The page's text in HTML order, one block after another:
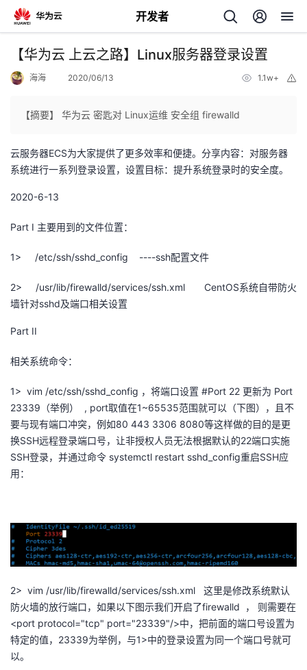
开发者
返
个
人
主
页
我
的
开
发
者
我
的
博
客
我
的
论
我
的
子
我
直
播
的
活
动
我
的
关
注
我
的
开
发
我
的
Programs
我
的
【华为云 上云之路】Linux服务器登录设置
海海 2020/06/13 1.1w+
【摘要】 华为云 密匙对 Linux运维 安全组 firewalld
云服务器ECS为大家提供了更多效率和便捷。分享内容：对服务器
系统进行一系列登录设置，设置目标：提升系统登录时的安全度。
2020-6-13
Part I 主要用到的文件位置：
1> /etc/ssh/sshd_config ----ssh配置文件
2> /usr/lib/firewalld/services/ssh.xml CentOS系统自带防火
墙针对sshd及端口相关设置
Part II
相关系统命令：
1> vim /etc/ssh/sshd_config ，将端口设置 #Port 22 更新为 Port
23339（举例） , port取值在1~65535范围就可以（下图），且不
要与现有端口冲突，例如80 443 3306 8080等这样做的目的是更
换SSH远程登录端口号，让非授权人员无法根据默认的22端口实施
SSH登录，并通过命令 systemctl restart sshd_config重启SSH应
用：
2> vim /usr/lib/firewalld/services/ssh.xml 这里是修改系统默认
防火墙的放行端口，如果以下图示我们开启了firewalld ， 则需要在
<port protocol="tcp" port="23339"/>中，把前面的端口号设置为
特定的值，23339为举例，与1>中的登录设置为同一个端口号就可
以。